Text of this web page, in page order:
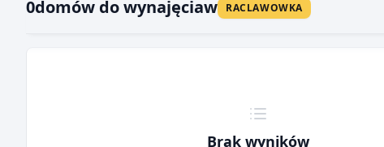
0domów do wynajęciaw RACLAWOWKA
Brak wyników